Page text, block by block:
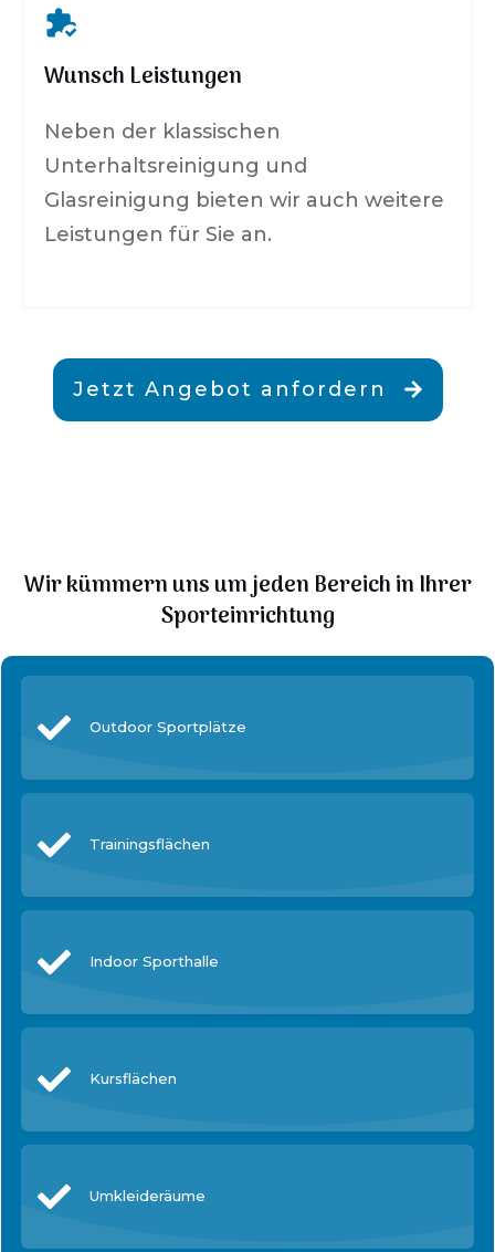
Wunsch Leistungen
Neben der klassischen
Unterhaltsreinigung und
Glasreinigung bieten wir auch weitere
Leistungen für Sie an.
Jetzt Angebot anfordern
Wir kümmern uns um jeden Bereich in Ihrer
Sporteinrichtung
Outdoor Sportplätze
Trainingsflächen
Indoor Sporthalle
Kursflächen
Umkleideräume